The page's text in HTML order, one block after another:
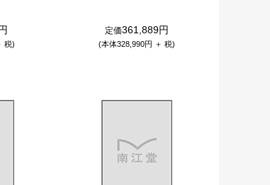
税)
定価361,889円
(本体328,990円 ＋ 税)